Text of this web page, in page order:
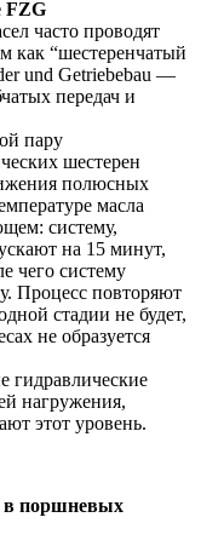
FZG
часто проводят
как “шестеренчатый
und Getriebebau —
передач и
пару
шестерен
полюсных
масла
систему,
на 15 минут,
чего систему
Процесс повторяют
стадии не будет,
не образуется
гидравлические
нагружения,
этот уровень.
в поршневых